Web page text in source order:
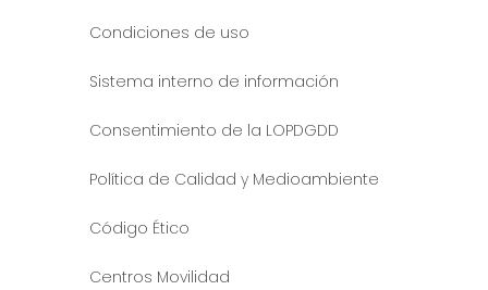
Condiciones de uso
Sistema interno de información
Consentimiento de la LOPDGDD
Política de Calidad y Medioambiente
Código Ético
Centros Movilidad